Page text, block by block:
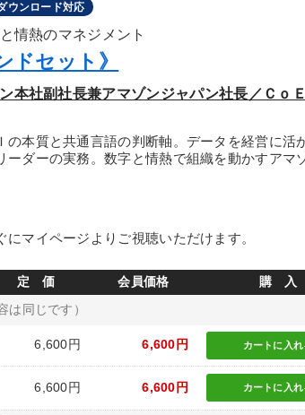
ウンロード対応
情熱のマネジメント
ドセット》
本社副社長兼アマゾンジャパン社長／Ｃｏ
の本質と共通言語の判断軸。データを経営に活
ーダーの実務。数字と情熱で組織を動かすアマ
マイページよりご視聴いただけます。
定 価 会員価格 購 入
は同じです）
6,600円 6,600円 カートに 入れ
6,600円 6,600円 カートに 入れ